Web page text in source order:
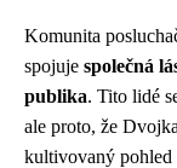
Komunita
spojuje společná
publika. Tito lidé
ale proto, že
kultivovaný pohled